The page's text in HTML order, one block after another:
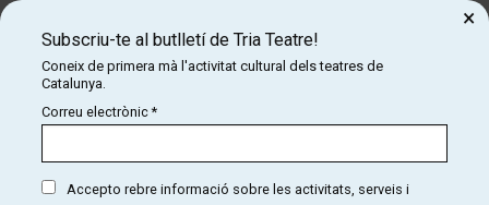
SUBSCRIU-TE
Subscriu-te al butlletí de Tria Teatre!
Coneix de primera mà l'activitat cultural dels teatres de
Catalunya.
Correu electrònic*
Accepto rebre informació sobre les activitats, serveis i
×